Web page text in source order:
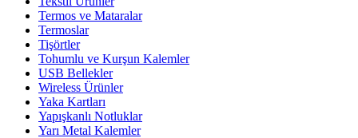
Termos ve Mataralar
Termoslar
Tişörtler
Tohumlu ve Kurşun Kalemler
USB Bellekler
Wireless Ürünler
Yaka Kartları
Yapışkanlı Notluklar
Yarı Metal Kalemler